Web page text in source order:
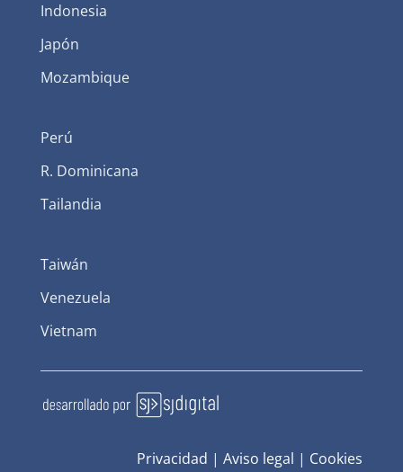
Indonesia
Japón
Mozambique
Perú
R. Dominicana
Tailandia
Taiwán
Venezuela
Vietnam
Privacidad |Aviso legal | Cookies